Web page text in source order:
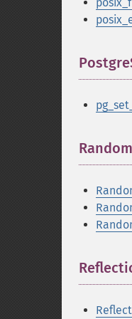
Random